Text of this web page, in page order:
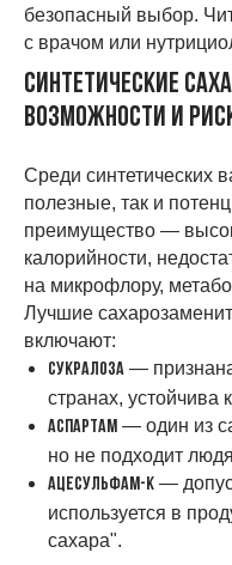
безопасный выбор.
с врачом или
Синтетические
возможности и
Среди синтетических
полезные, так и
преимущество —
калорийности,
на микрофлору,
Лучшие
включают:
Сукралоза —
странах, устойчива
Аспартам — один из
но не подходит
Ацесульфам-К —
используется в
сахара".